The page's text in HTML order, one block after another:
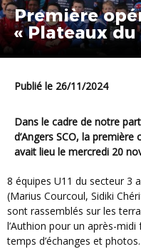
Première
« Plateaux du
Publié le 26/11/2024
Dans le cadre de notre partenariat avec le club professionnel
d’Angers SCO, la
avait lieu le mercredi 20
8 équipes U11 du secteur 3 ainsi que 4 joueurs d’Angers SCO
(Marius Courcoul, Sidiki
sont rassemblés sur les
l’Authion pour un après-
temps d’échanges et